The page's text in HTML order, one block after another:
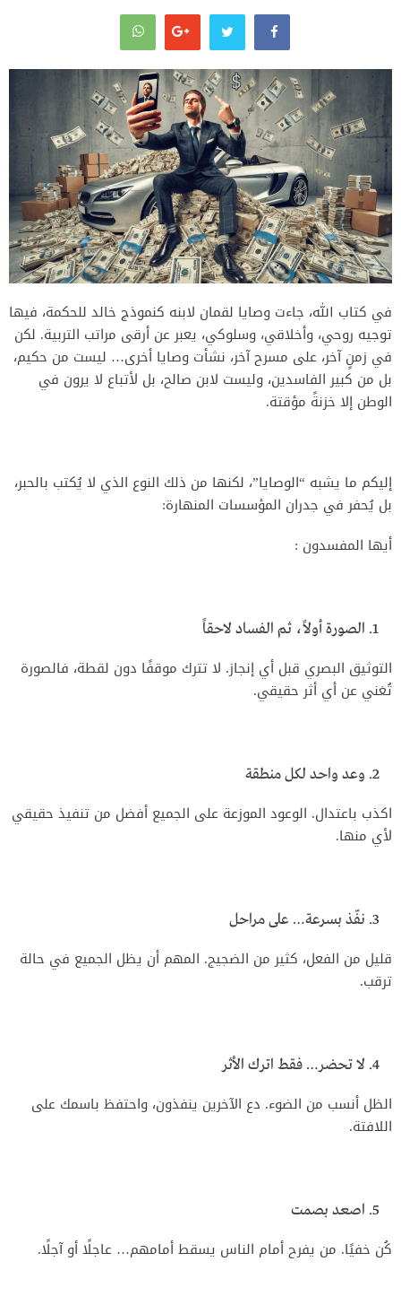
في كتاب الله، جاءت وصايا لقمان لابنه كنموذج خالد للحكمة، فيها
توجيه روحي، وأخلاقي، وسلوكي، يعبر عن أرقى مراتب التربية. لكن
في زمنٍ آخر، على مسرح آخر، نشأت وصايا أخرى… ليست من حكيم،
بل من كبير الفاسدين، وليست لابن صالح، بل لأتباع لا يرون في
الوطن إلا خزنةً مؤقتة.
إليكم ما يشبه “الوصايا”، لكنها من ذلك النوع الذي لا يُكتب بالحبر،
بل يُحفر في جدران المؤسسات المنهارة:
أيها المفسدون :
الصورة أولاً، ثم الفساد لاحقاً
التوثيق البصري قبل أي إنجاز. لا تترك موقفًا دون لقطة، فالصورة
تُغني عن أي أثر حقيقي.
وعد واحد لكل منطقة
اكذب باعتدال. الوعود الموزعة على الجميع أفضل من تنفيذ حقيقي
لأي منها.
نفّذ بسرعة… على مراحل
قليل من الفعل، كثير من الضجيج. المهم أن يظل الجميع في حالة
ترقب.
لا تحضر… فقط اترك الأثر
الظل أنسب من الضوء. دع الآخرين ينفذون، واحتفظ باسمك على
اللافتة.
اصعد بصمت
كُن خفيًا. من يفرح أمام الناس يسقط أمامهم… عاجلًا أو آجلًا.